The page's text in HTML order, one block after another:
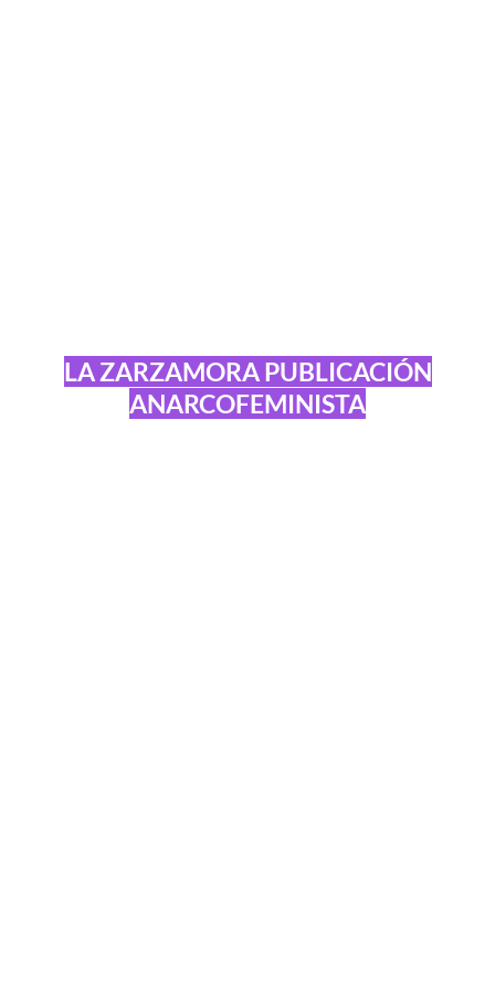
LA ZARZAMORA PUBLICACIÓN
ANARCOFEMINISTA